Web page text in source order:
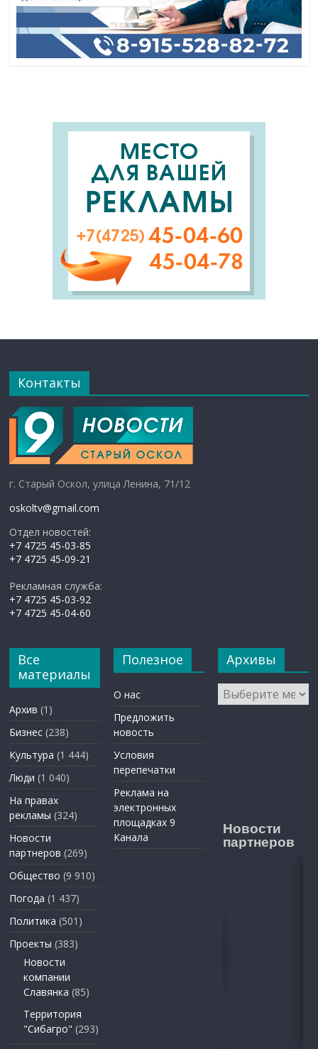
Контакты
г. Старый Оскол, улица Ленина, 71/12
oskoltv@gmail.com
Отдел новостей:
+7 4725 45-03-85
+7 4725 45-09-21
Рекламная служба:
+7 4725 45-03-92
+7 4725 45-04-60
Все
материалы
Архив (1)
Бизнес (238)
Культура (1 444)
Люди (1 040)
На правах
рекламы (324)
Новости
партнеров (269)
Общество (9 910)
Погода (1 437)
Политика (501)
Проекты (383)
Новости
компании
Славянка (85)
Территория
"Сибагро" (293)
Полезное
О нас
Предложить
новость
Условия
перепечатки
Реклама на
электронных
площадках 9
Канала
Архивы
Архивы
Новости
партнеров